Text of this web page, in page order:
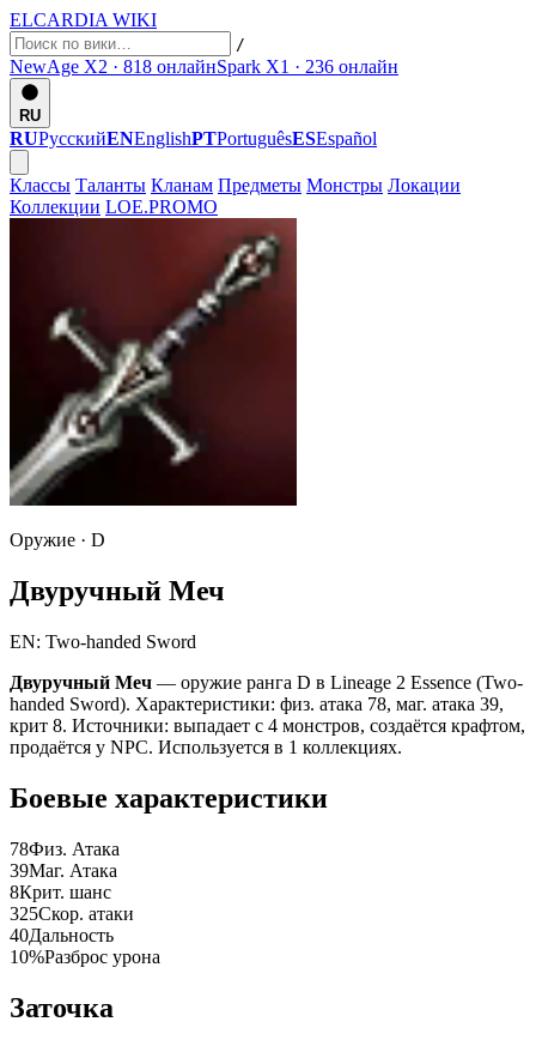
ELCARDIA WIKI
/
NewAge X2 · 818 онлайнSpark X1 · 236 онлайн
RU
RUРусскийENEnglishPTPortuguêsESEspañol
Классы Таланты Кланам Предметы Монстры Локации
Коллекции LOE.PROMO
Оружие · D
Двуручный Меч
EN: Two-handed Sword
Двуручный Меч — оружие ранга D в Lineage 2 Essence (Two-
handed Sword). Характеристики: физ. атака 78, маг. атака 39,
крит 8. Источники: выпадает с 4 монстров, создаётся крафтом,
продаётся у NPC. Используется в 1 коллекциях.
Боевые характеристики
78Физ. Атака
39Маг. Атака
8Крит. шанс
325Скор. атаки
40Дальность
10%Разброс урона
Заточка